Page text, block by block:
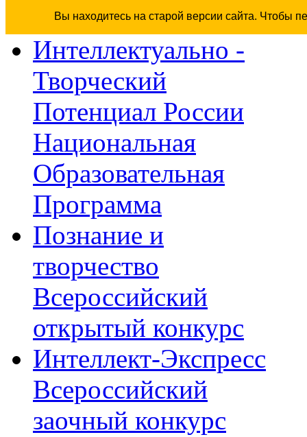
Вы находитесь на старой версии сайта. Чтобы
Интеллектуально -
Творческий
Потенциал России
Национальная
Образовательная
Программа
Познание и
творчество
Всероссийский
открытый конкурс
Интеллект-Экспресс
Всероссийский
заочный конкурс